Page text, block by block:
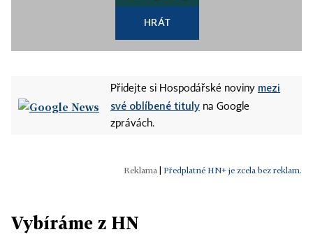
HRÁT
Přidejte si Hospodářské noviny mezi
své oblíbené tituly na Google
zprávách.
Předplatné HN+ je zcela bez reklam.
Vybíráme z HN